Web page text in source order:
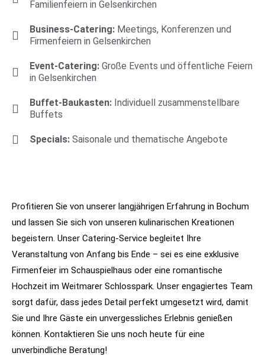
Familienfeiern in Gelsenkirchen
Business-Catering: Meetings, Konferenzen und
Firmenfeiern in Gelsenkirchen
Event-Catering: Große Events und öffentliche Feiern
in Gelsenkirchen
Buffet-Baukasten: Individuell zusammenstellbare
Buffets
Specials: Saisonale und thematische Angebote
Profitieren Sie von unserer langjährigen Erfahrung in Bochum
und lassen Sie sich von unseren kulinarischen Kreationen
begeistern. Unser Catering-Service begleitet Ihre
Veranstaltung von Anfang bis Ende – sei es eine exklusive
Firmenfeier im Schauspielhaus oder eine romantische
Hochzeit im Weitmarer Schlosspark. Unser engagiertes Team
sorgt dafür, dass jedes Detail perfekt umgesetzt wird, damit
Sie und Ihre Gäste ein unvergessliches Erlebnis genießen
können. Kontaktieren Sie uns noch heute für eine
unverbindliche Beratung!